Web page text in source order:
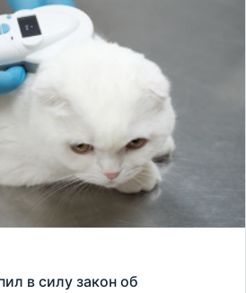
в силу закон об